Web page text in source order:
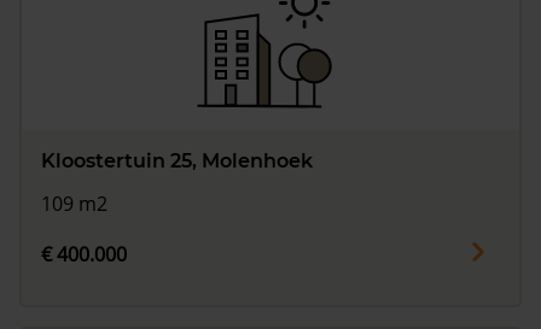
Kloostertuin 25, Molenhoek
109 m2
€ 400.000